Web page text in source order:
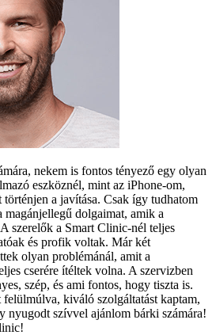
nekem is fontos tényező egy olyan
eszköznél, mint az iPhone-om,
történjen a javítása. Csak így tudhatom
magánjellegű dolgaimat, amik a
szerelők a Smart Clinic-nél teljes
és profik voltak. Már két
olyan problémánál, amit a
cserére ítéltek volna. A szervizben
szép, és ami fontos, hogy tiszta is.
kiváló szolgáltatást kaptam,
nyugodt szívvel ajánlom bárki számára!